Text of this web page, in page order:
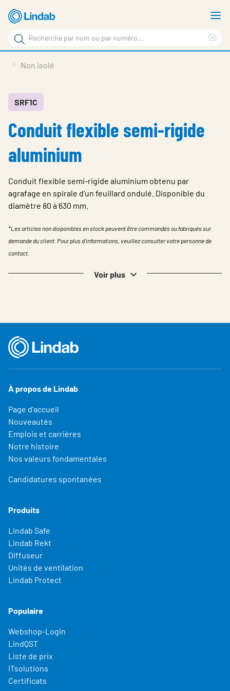
Aller
au
contenu
principal
Rechercher
Rechercher
sur
site
En vedette
À propos de Lindab
Choisir la langue
Non isolé
SRF1C
Conduit flexible semi-rigide
aluminium
Conduit flexible semi-rigide aluminium obtenu par
agrafage en spirale d’un feuillard ondulé. Disponible du
diamètre 80 à 630 mm.
*Les articles non disponibles en stock peuvent être commandés ou fabriqués sur
demande du client. Pour plus d'informations, veuillez consulter votre personne de
contact.
Voir plus
À propos de Lindab
Page d'accueil
Nouveautés
Emplois et carrières
Notre histoire
Nos valeurs fondamentales
Candidatures spontanées
Produits
Lindab Safe
Lindab Rekt
Diffuseur
Unités de ventilation
Lindab Protect
Populaire
Webshop-Login
LindQST
Liste de prix
ITsolutions
Certificats